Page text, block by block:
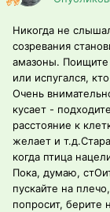
Никогда не
созревания
амазоны. Поищите
или испугался,
Очень
кусает -
расстояние к
желает и
когда птица
Пока, думаю,
пускайте на
попросит, берите